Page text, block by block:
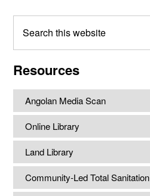
this
Resources
Angolan Media Scan
Online Library
Land Library
Community-Led Total Sanitation